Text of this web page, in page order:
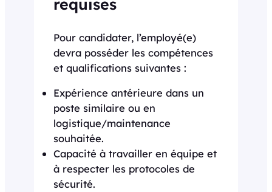
requises
Pour candidater, l’employé(e)
devra posséder les compétences
et qualifications suivantes :
Expérience antérieure dans un
poste similaire ou en
logistique/maintenance
souhaitée.
Capacité à travailler en équipe et
à respecter les protocoles de
sécurité.